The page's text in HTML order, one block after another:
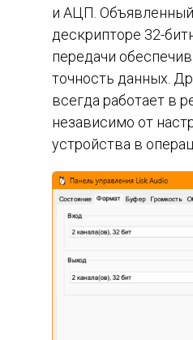
и АЦП. Объявленный
дескрипторе 32-
передачи
точность данных.
всегда работает в
независимо от
устройства в